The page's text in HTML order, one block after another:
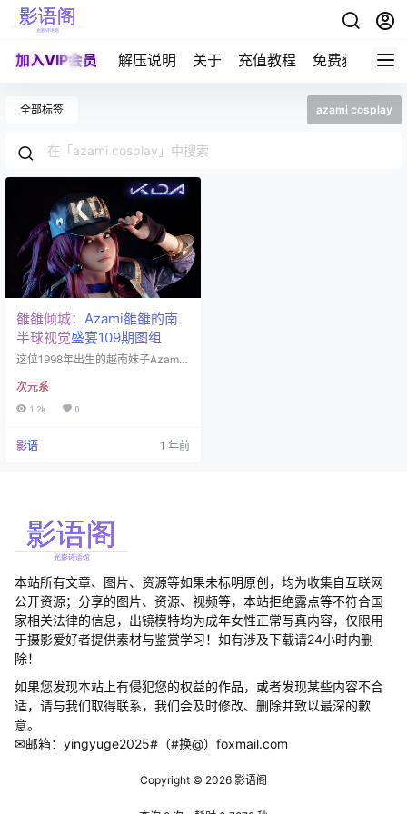
加入VIP会员 解压说明 关于 充值教程 免费获取积分
全部标签 azami cosplay
雒雒倾城：Azami雒雒的南
半球视觉盛宴109期图组
这位1998年出生的越南妹子Azami
简直就是"白羊撞墙"级别的冲击力。
在COS圈里，她可不是靠演技吃饭
赏艺术"的粉丝。 有人给她封了
次元系
1.2k 0
影语 1 年前
本站所有文章、图片、资源等如果未标明原创，均为收集自互联网
公开资源；分享的图片、资源、视频等，本站拒绝露点等不符合国
家相关法律的信息，出镜模特均为成年女性正常写真内容，仅限用
于摄影爱好者提供素材与鉴赏学习！如有涉及下载请24小时内删
除！
如果您发现本站上有侵犯您的权益的作品，或者发现某些内容不合
适，请与我们取得联系，我们会及时修改、删除并致以最深的歉
意。
✉邮箱：yingyuge2025#（#换@）foxmail.com
Copyright © 2026 影语阁